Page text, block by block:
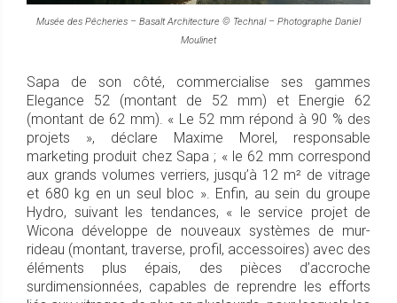
Musée des Pêcheries – Basalt Architecture © Technal – Photographe Daniel
Moulinet
Sapa de son côté, commercialise ses gammes
Elegance 52 (montant de 52 mm) et Energie 62
(montant de 62 mm). « Le 52 mm répond à 90 % des
projets », déclare Maxime Morel, responsable
marketing produit chez Sapa ; « le 62 mm correspond
aux grands volumes verriers, jusqu’à 12 m² de vitrage
et 680 kg en un seul bloc ». Enfin, au sein du groupe
Hydro, suivant les tendances, « le service projet de
Wicona développe de nouveaux systèmes de mur-
rideau (montant, traverse, profil, accessoires) avec des
éléments plus épais, des pièces d’accroche
surdimensionnées, capables de reprendre les efforts